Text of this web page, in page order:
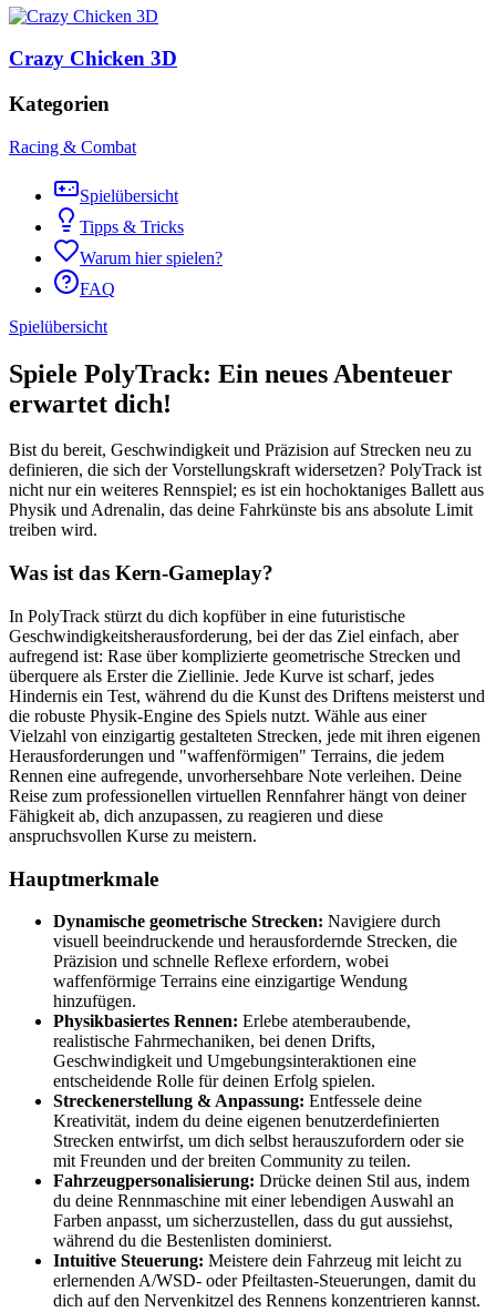
Crazy Chicken 3D
Kategorien
Racing & Combat
Spielübersicht
Tipps & Tricks
Warum hier spielen?
FAQ
Spielübersicht
Spiele PolyTrack: Ein neues Abenteuer
erwartet dich!
Bist du bereit, Geschwindigkeit und Präzision auf Strecken neu zu
definieren, die sich der Vorstellungskraft widersetzen? PolyTrack ist
nicht nur ein weiteres Rennspiel; es ist ein hochoktaniges Ballett aus
Physik und Adrenalin, das deine Fahrkünste bis ans absolute Limit
treiben wird.
Was ist das Kern-Gameplay?
In PolyTrack stürzt du dich kopfüber in eine futuristische
Geschwindigkeitsherausforderung, bei der das Ziel einfach, aber
aufregend ist: Rase über komplizierte geometrische Strecken und
überquere als Erster die Ziellinie. Jede Kurve ist scharf, jedes
Hindernis ein Test, während du die Kunst des Driftens meisterst und
die robuste Physik-Engine des Spiels nutzt. Wähle aus einer
Vielzahl von einzigartig gestalteten Strecken, jede mit ihren eigenen
Herausforderungen und "waffenförmigen" Terrains, die jedem
Rennen eine aufregende, unvorhersehbare Note verleihen. Deine
Reise zum professionellen virtuellen Rennfahrer hängt von deiner
Fähigkeit ab, dich anzupassen, zu reagieren und diese
anspruchsvollen Kurse zu meistern.
Hauptmerkmale
Dynamische geometrische Strecken: Navigiere durch
visuell beeindruckende und herausfordernde Strecken, die
Präzision und schnelle Reflexe erfordern, wobei
waffenförmige Terrains eine einzigartige Wendung
hinzufügen.
Physikbasiertes Rennen: Erlebe atemberaubende,
realistische Fahrmechaniken, bei denen Drifts,
Geschwindigkeit und Umgebungsinteraktionen eine
entscheidende Rolle für deinen Erfolg spielen.
Streckenerstellung & Anpassung: Entfessele deine
Kreativität, indem du deine eigenen benutzerdefinierten
Strecken entwirfst, um dich selbst herauszufordern oder sie
mit Freunden und der breiten Community zu teilen.
Fahrzeugpersonalisierung: Drücke deinen Stil aus, indem
du deine Rennmaschine mit einer lebendigen Auswahl an
Farben anpasst, um sicherzustellen, dass du gut aussiehst,
während du die Bestenlisten dominierst.
Intuitive Steuerung: Meistere dein Fahrzeug mit leicht zu
erlernenden A/WSD- oder Pfeiltasten-Steuerungen, damit du
dich auf den Nervenkitzel des Rennens konzentrieren kannst.